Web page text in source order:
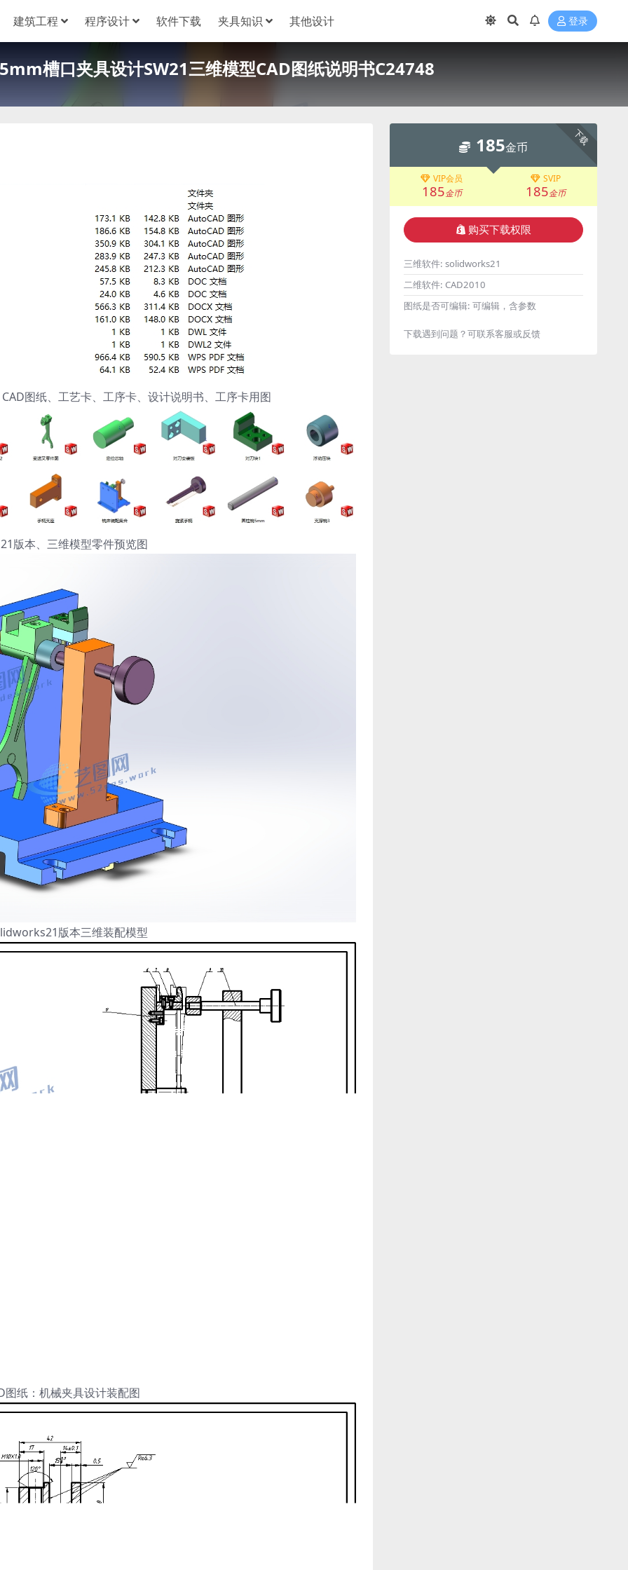
建筑工程 程序设计 软件下载 夹具知识 其他设计 登录
槽口夹具设计SW21三维模型CAD图纸说明书C24748
图纸、工艺卡、工序卡、设计说明书、工序卡用图
版本、三维模型零件预览图
版本三维装配模型
图纸：机械夹具设计装配图
下载
185金币
VIP会员
185金币
SVIP
185金币
购买下载权限
三维软件: solidworks21
二维软件: CAD2010
图纸是否可编辑: 可编辑，含参数
下载遇到问题？可联系客服或反馈